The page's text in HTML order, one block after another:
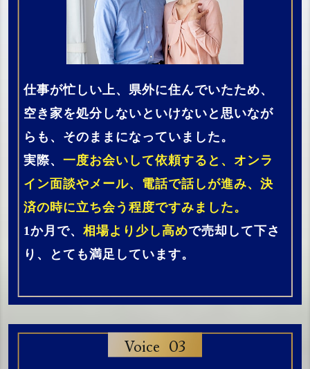
仕事が忙しい上、県外に住んでいたため、
空き家を処分しないといけないと思いなが
らも、そのままになっていました。
実際、一度お会いして依頼すると、オンラ
イン面談やメール、電話で話しが進み、決
済の時に立ち会う程度ですみました。
1か月で、相場より少し高めで売却して下さ
り、とても満足しています。
Voice 03